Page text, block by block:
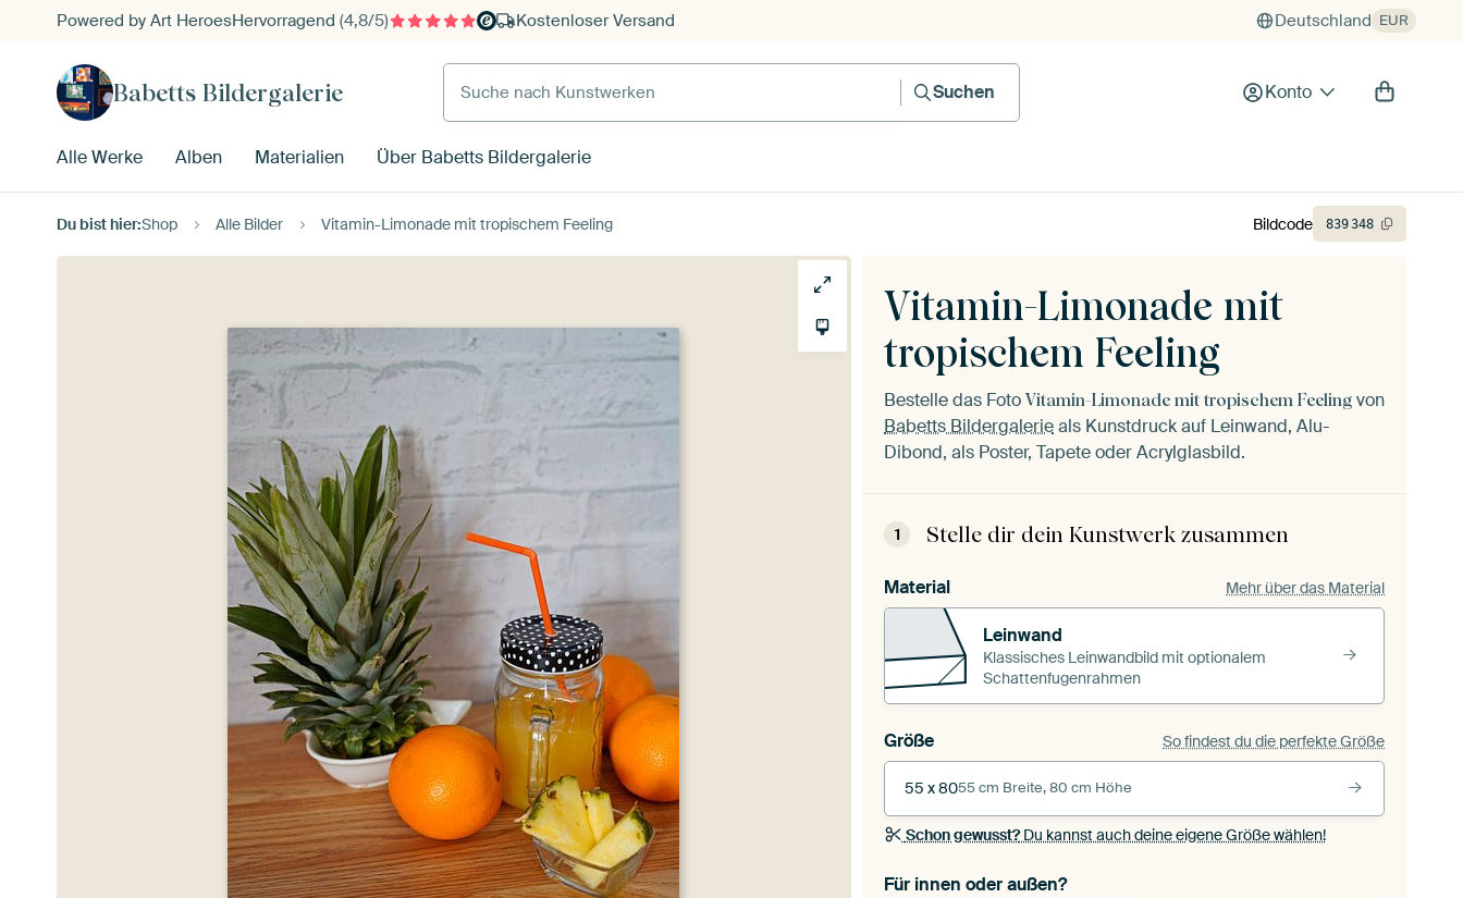
Powered by Art HeroesHervorragend (4,8/5) Kostenloser Versand Deutschland EUR
Babetts Bildergalerie
Suche nach Kunstwerken
Suchen
Konto
Alle Werke Alben Materialien Über Babetts Bildergalerie
Du bist hier:Shop Alle Bilder Vitamin-Limonade mit tropischem Feeling
Vitamin-Limonade mit
tropischem Feeling
Bestelle das Foto Vitamin-Limonade mit tropischem Feeling von
Babetts Bildergalerieals Kunstdruck auf Leinwand, Alu-
Dibond, als Poster, Tapete oder Acrylglasbild.
1 Stelle dir dein Kunstwerk zusammen
Material Mehr über das Material
Leinwand
Klassisches Leinwandbild mit optionalem
Schattenfugenrahmen
Größe So findest du die perfekte Größe
55 x 8055 cm Breite, 80 cm Höhe
Schon gewusst?Du kannst auch deine eigene Größe wählen!
Für innen oder außen?
Bildcode 839348